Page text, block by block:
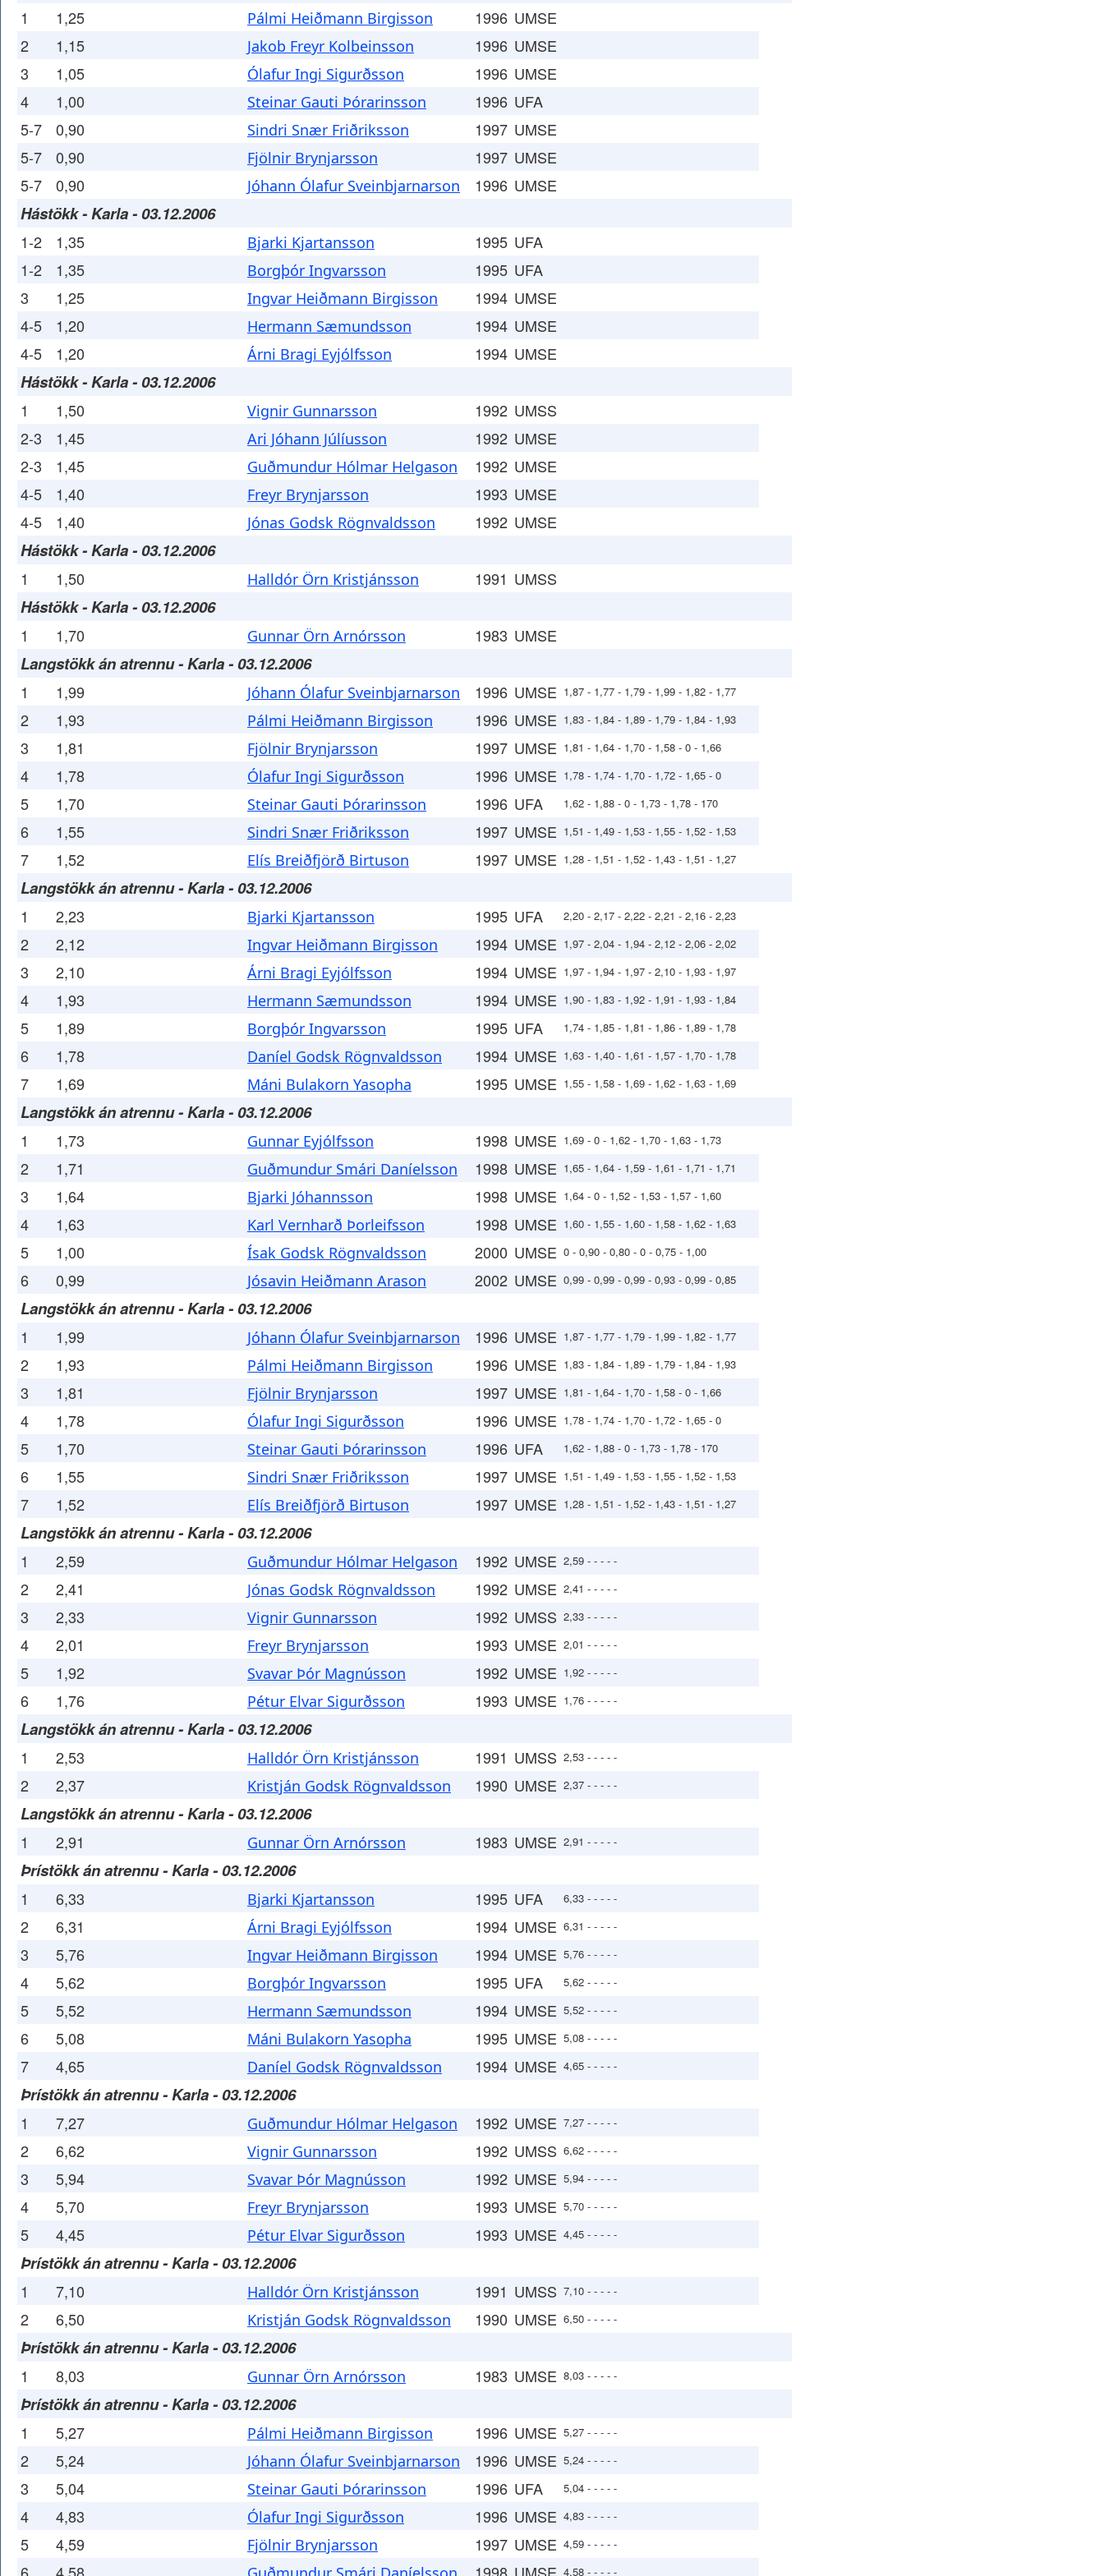
1 1,25 Pálmi Heiðmann Birgisson 1996 UMSE
2
1,15 Jakob Freyr Kolbeinsson 1996 UMSE
3
1,05 Ólafur Ingi Sigurðsson 1996 UMSE
4
1,00 Steinar Gauti Þórarinsson 1996 UFA
5-7
0,90 Sindri Snær Friðriksson 1997 UMSE
5-7
0,90 Fjölnir Brynjarsson 1997 UMSE
5-7
0,90 Jóhann Ólafur Sveinbjarnarson 1996 UMSE
Hástökk - Karla - 03.12.2006
1-2 1,35 Bjarki Kjartansson 1995 UFA
1-2
1,35 Borgþór Ingvarsson 1995 UFA
3
1,25 Ingvar Heiðmann Birgisson 1994 UMSE
4-5
1,20 Hermann Sæmundsson 1994 UMSE
4-5
1,20 Árni Bragi Eyjólfsson 1994 UMSE
Hástökk - Karla - 03.12.2006
1 1,50 Vignir Gunnarsson 1992 UMSS
2-3
1,45 Ari Jóhann Júlíusson 1992 UMSE
2-3
1,45 Guðmundur Hólmar Helgason 1992 UMSE
4-5
1,40 Freyr Brynjarsson 1993 UMSE
4-5
1,40 Jónas Godsk Rögnvaldsson 1992 UMSE
Hástökk - Karla - 03.12.2006
1 1,50 Halldór Örn Kristjánsson 1991 UMSS
Hástökk - Karla - 03.12.2006
1 1,70 Gunnar Örn Arnórsson 1983 UMSE
Langstökk án atrennu - Karla - 03.12.2006
1 1,99 Jóhann Ólafur Sveinbjarnarson 1996 UMSE 1,87 - 1,77 - 1,79 - 1,99 - 1,82 - 1,77
2 1,93 Pálmi Heiðmann Birgisson 1996 UMSE 1,83 - 1,84 - 1,89 - 1,79 - 1,84 - 1,93
3 1,81 Fjölnir Brynjarsson 1997 UMSE 1,81 - 1,64 - 1,70 - 1,58 - 0 - 1,66
4 1,78 Ólafur Ingi Sigurðsson 1996 UMSE 1,78 - 1,74 - 1,70 - 1,72 - 1,65 - 0
5 1,70 Steinar Gauti Þórarinsson 1996 UFA 1,62 - 1,88 - 0 - 1,73 - 1,78 - 170
6 1,55 Sindri Snær Friðriksson 1997 UMSE 1,51 - 1,49 - 1,53 - 1,55 - 1,52 - 1,53
7 1,52 Elís Breiðfjörð Birtuson 1997 UMSE 1,28 - 1,51 - 1,52 - 1,43 - 1,51 - 1,27
Langstökk án atrennu - Karla - 03.12.2006
1 2,23 Bjarki Kjartansson 1995 UFA 2,20 - 2,17 - 2,22 - 2,21 - 2,16 - 2,23
2 2,12 Ingvar Heiðmann Birgisson 1994 UMSE 1,97 - 2,04 - 1,94 - 2,12 - 2,06 - 2,02
3 2,10 Árni Bragi Eyjólfsson 1994 UMSE 1,97 - 1,94 - 1,97 - 2,10 - 1,93 - 1,97
4 1,93 Hermann Sæmundsson 1994 UMSE 1,90 - 1,83 - 1,92 - 1,91 - 1,93 - 1,84
5 1,89 Borgþór Ingvarsson 1995 UFA 1,74 - 1,85 - 1,81 - 1,86 - 1,89 - 1,78
6 1,78 Daníel Godsk Rögnvaldsson 1994 UMSE 1,63 - 1,40 - 1,61 - 1,57 - 1,70 - 1,78
7 1,69 Máni Bulakorn Yasopha 1995 UMSE 1,55 - 1,58 - 1,69 - 1,62 - 1,63 - 1,69
Langstökk án atrennu - Karla - 03.12.2006
1 1,73 Gunnar Eyjólfsson 1998 UMSE 1,69 - 0 - 1,62 - 1,70 - 1,63 - 1,73
2 1,71 Guðmundur Smári Daníelsson 1998 UMSE 1,65 - 1,64 - 1,59 - 1,61 - 1,71 - 1,71
3 1,64 Bjarki Jóhannsson 1998 UMSE 1,64 - 0 - 1,52 - 1,53 - 1,57 - 1,60
4 1,63 Karl Vernharð Þorleifsson 1998 UMSE 1,60 - 1,55 - 1,60 - 1,58 - 1,62 - 1,63
5 1,00 Ísak Godsk Rögnvaldsson 2000 UMSE 0 - 0,90 - 0,80 - 0 - 0,75 - 1,00
6 0,99 Jósavin Heiðmann Arason 2002 UMSE 0,99 - 0,99 - 0,99 - 0,93 - 0,99 - 0,85
Langstökk án atrennu - Karla - 03.12.2006
1 1,99 Jóhann Ólafur Sveinbjarnarson 1996 UMSE 1,87 - 1,77 - 1,79 - 1,99 - 1,82 - 1,77
2 1,93 Pálmi Heiðmann Birgisson 1996 UMSE 1,83 - 1,84 - 1,89 - 1,79 - 1,84 - 1,93
3 1,81 Fjölnir Brynjarsson 1997 UMSE 1,81 - 1,64 - 1,70 - 1,58 - 0 - 1,66
4 1,78 Ólafur Ingi Sigurðsson 1996 UMSE 1,78 - 1,74 - 1,70 - 1,72 - 1,65 - 0
5 1,70 Steinar Gauti Þórarinsson 1996 UFA 1,62 - 1,88 - 0 - 1,73 - 1,78 - 170
6 1,55 Sindri Snær Friðriksson 1997 UMSE 1,51 - 1,49 - 1,53 - 1,55 - 1,52 - 1,53
7 1,52 Elís Breiðfjörð Birtuson 1997 UMSE 1,28 - 1,51 - 1,52 - 1,43 - 1,51 - 1,27
Langstökk án atrennu - Karla - 03.12.2006
1 2,59 Guðmundur Hólmar Helgason 1992 UMSE 2,59 - - - - -
2 2,41 Jónas Godsk Rögnvaldsson 1992 UMSE 2,41 - - - - -
3 2,33 Vignir Gunnarsson 1992 UMSS 2,33 - - - - -
4 2,01 Freyr Brynjarsson 1993 UMSE 2,01 - - - - -
5 1,92 Svavar Þór Magnússon 1992 UMSE 1,92 - - - - -
6 1,76 Pétur Elvar Sigurðsson 1993 UMSE 1,76 - - - - -
Langstökk án atrennu - Karla - 03.12.2006
1 2,53 Halldór Örn Kristjánsson 1991 UMSS 2,53 - - - - -
2 2,37 Kristján Godsk Rögnvaldsson 1990 UMSE 2,37 - - - - -
Langstökk án atrennu - Karla - 03.12.2006
1 2,91 Gunnar Örn Arnórsson 1983 UMSE 2,91 - - - - -
Þrístökk án atrennu - Karla - 03.12.2006
1 6,33 Bjarki Kjartansson 1995 UFA 6,33 - - - - -
2 6,31 Árni Bragi Eyjólfsson 1994 UMSE 6,31 - - - - -
3 5,76 Ingvar Heiðmann Birgisson 1994 UMSE 5,76 - - - - -
4 5,62 Borgþór Ingvarsson 1995 UFA 5,62 - - - - -
5 5,52 Hermann Sæmundsson 1994 UMSE 5,52 - - - - -
6 5,08 Máni Bulakorn Yasopha 1995 UMSE 5,08 - - - - -
7 4,65 Daníel Godsk Rögnvaldsson 1994 UMSE 4,65 - - - - -
Þrístökk án atrennu - Karla - 03.12.2006
1 7,27 Guðmundur Hólmar Helgason 1992 UMSE 7,27 - - - - -
2 6,62 Vignir Gunnarsson 1992 UMSS 6,62 - - - - -
3 5,94 Svavar Þór Magnússon 1992 UMSE 5,94 - - - - -
4 5,70 Freyr Brynjarsson 1993 UMSE 5,70 - - - - -
5 4,45 Pétur Elvar Sigurðsson 1993 UMSE 4,45 - - - - -
Þrístökk án atrennu - Karla - 03.12.2006
1 7,10 Halldór Örn Kristjánsson 1991 UMSS 7,10 - - - - -
2 6,50 Kristján Godsk Rögnvaldsson 1990 UMSE 6,50 - - - - -
Þrístökk án atrennu - Karla - 03.12.2006
1 8,03 Gunnar Örn Arnórsson 1983 UMSE 8,03 - - - - -
Þrístökk án atrennu - Karla - 03.12.2006
1 5,27 Pálmi Heiðmann Birgisson 1996 UMSE 5,27 - - - - -
2 5,24 Jóhann Ólafur Sveinbjarnarson 1996 UMSE 5,24 - - - - -
3 5,04 Steinar Gauti Þórarinsson 1996 UFA 5,04 - - - - -
4 4,83 Ólafur Ingi Sigurðsson 1996 UMSE 4,83 - - - - -
5 4,59 Fjölnir Brynjarsson 1997 UMSE 4,59 - - - - -
4,58 - - - - -